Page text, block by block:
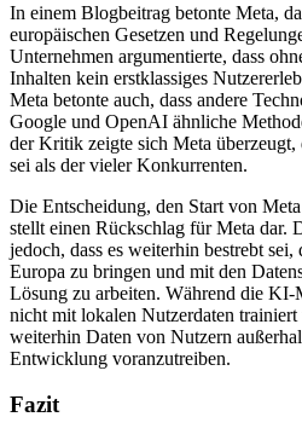
In einem Blogbeitrag betonte Meta,
europäischen Gesetzen und
Unternehmen argumentierte, dass
Inhalten kein erstklassiges
Meta betonte auch, dass andere
Google und OpenAI ähnliche
der Kritik zeigte sich Meta überzeugt,
sei als der vieler Konkurrenten.
Die Entscheidung, den Start von
stellt einen Rückschlag für Meta dar.
jedoch, dass es weiterhin bestrebt
Europa zu bringen und mit den
Lösung zu arbeiten. Während die
nicht mit lokalen Nutzerdaten
weiterhin Daten von Nutzern
Entwicklung voranzutreiben.
Fazit